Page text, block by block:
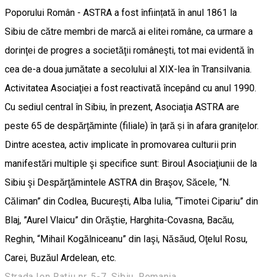
Poporului Român - ASTRA a fost înființată în anul 1861 la
Sibiu de către membri de marcă ai elitei române, ca urmare a
dorinţei de progres a societăţii româneşti, tot mai evidentă în
cea de-a doua jumătate a secolului al XIX-lea în Transilvania.
Activitatea Asociaţiei a fost reactivată începând cu anul 1990.
Cu sediul central în Sibiu, în prezent, Asociaţia ASTRA are
peste 65 de despărţăminte (filiale) în ţară și în afara graniţelor.
Dintre acestea, activ implicate în promovarea culturii prin
manifestări multiple şi specifice sunt: Biroul Asociaţiunii de la
Sibiu şi Despărţămintele ASTRA din Braşov, Săcele, “N.
Căliman” din Codlea, Bucureşti, Alba Iulia, “Timotei Cipariu” din
Blaj, ”Aurel Vlaicu” din Orăştie, Harghita-Covasna, Bacău,
Reghin, “Mihail Kogălniceanu” din Iaşi, Năsăud, Oţelul Rosu,
Carei, Buzăul Ardelean, etc.